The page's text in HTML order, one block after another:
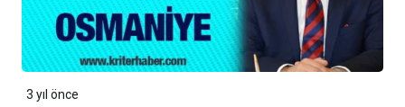
3 yıl önce